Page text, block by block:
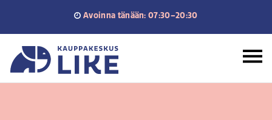
Avoinna tänään: 07:30–20:30